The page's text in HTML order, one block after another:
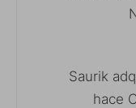
Saurik
hace